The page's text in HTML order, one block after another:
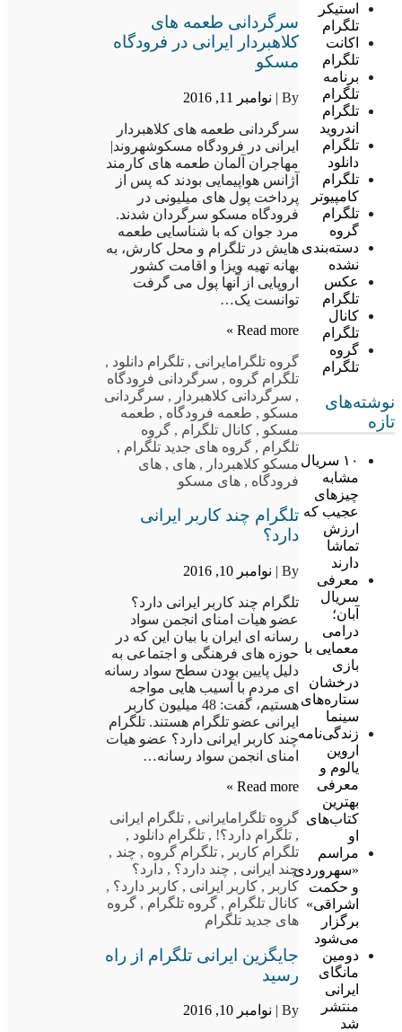
استیکر
تلگرام
اکانت
تلگرام
برنامه
تلگرام
تلگرام
اندروید
تلگرام
دانلود
تلگرام
کامپیوتر
تلگرام
گروه
دسته‌بندی
نشده
عکس
تلگرام
کانال
تلگرام
گروه
تلگرام
نوشته‌های
تازه
۱۰ سریال
مشابه
چیزهای
عجیب که
ارزش
تماشا
دارند
معرفی
سریال
آبان؛
درامی
معمایی با
بازی
درخشان
ستاره‌های
سینما
زندگی‌نامه
اروین
یالوم و
معرفی
بهترین
کتاب‌های
او
مراسم
«سهروردی
و حکمت
اشراقی»
برگزار
می‌شود
دومین
مانگای
ایرانی
منتشر
شد
سرگردانی طعمه های
کلاهبردار ایرانی در فرودگاه
مسکو
By | نوامبر 11, 2016
سرگردانی طعمه های کلاهبردار
ایرانی در فرودگاه مسکوشهروند|
مهاجران آلمان طعمه های کارمند
آژانس هواپیمایی بودند که پس از
پرداخت پول های میلیونی در
فرودگاه مسکو سرگردان شدند.
مرد جوان که با شناسایی طعمه
هایش در تلگرام و محل کارش، به
بهانه تهیه ویزا و اقامت کشور
اروپایی از آنها پول می گرفت
توانست یک…
Read more »
گروه تلگرامایرانی , تلگرام دانلود ,
تلگرام گروه , سرگردانی فرودگاه
, سرگردانی کلاهبردار , سرگردانی
مسکو , طعمه فرودگاه , طعمه
مسکو , کانال تلگرام , گروه
تلگرام , گروه های جدید تلگرام ,
مسکو کلاهبردار , های , های
فرودگاه , های مسکو
تلگرام چند کاربر ایرانی
دارد؟
By | نوامبر 10, 2016
تلگرام چند کاربر ایرانی دارد؟
عضو هیات امنای انجمن سواد
رسانه ای ایران با بیان این که در
حوزه های فرهنگی و اجتماعی به
دلیل پایین بودن سطح سواد رسانه
ای مردم با آسیب هایی مواجه
هستیم، گفت: 48 میلیون کاربر
ایرانی عضو تلگرام هستند. تلگرام
چند کاربر ایرانی دارد؟ عضو هیات
امنای انجمن سواد رسانه…
Read more »
گروه تلگرامایرانی , تلگرام ایرانی
, تلگرام دارد؟! , تلگرام دانلود ,
تلگرام کاربر , تلگرام گروه , چند ,
چند ایرانی , چند دارد؟ , دارد؟
کاربر , کاربر ایرانی , کاربر دارد؟ ,
کانال تلگرام , گروه تلگرام , گروه
های جدید تلگرام
جایگزین ایرانی تلگرام از راه
رسید
By | نوامبر 10, 2016